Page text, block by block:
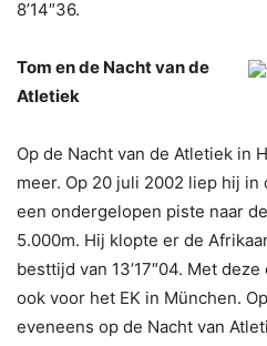
8’14″36.
Tom en de Nacht van de
Atletiek
Op de Nacht van de Atletiek in
meer. Op 20 juli 2002 liep hij
een ondergelopen piste naar
5.000m. Hij klopte er de
besttijd van 13’17″04. Met
ook voor het EK in München.
eveneens op de Nacht van